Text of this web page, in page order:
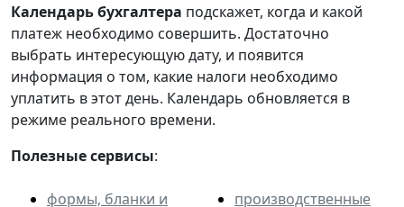
Календарьбухгалтера подскажет, когда и какой
платеж необходимо совершить. Достаточно
выбрать интересующую дату, и появится
информация о том, какие налоги необходимо
уплатить в этот день. Календарь обновляется в
режиме реального времени.
Полезные сервисы:
формы, бланки и
производственные